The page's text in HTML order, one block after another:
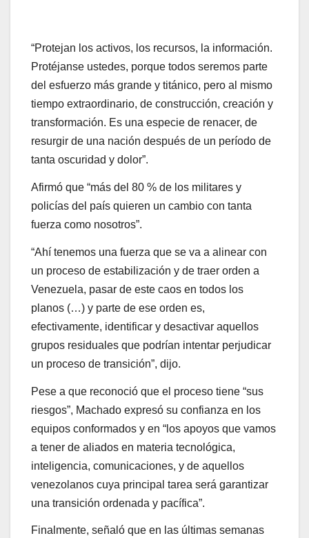
“Protejan los activos, los recursos, la información.
Protéjanse ustedes, porque todos seremos parte
del esfuerzo más grande y titánico, pero al mismo
tiempo extraordinario, de construcción, creación y
transformación. Es una especie de renacer, de
resurgir de una nación después de un período de
tanta oscuridad y dolor”.
Afirmó que “más del 80 % de los militares y
policías del país quieren un cambio con tanta
fuerza como nosotros”.
“Ahí tenemos una fuerza que se va a alinear con
un proceso de estabilización y de traer orden a
Venezuela, pasar de este caos en todos los
planos (…) y parte de ese orden es,
efectivamente, identificar y desactivar aquellos
grupos residuales que podrían intentar perjudicar
un proceso de transición”, dijo.
Pese a que reconoció que el proceso tiene “sus
riesgos”, Machado expresó su confianza en los
equipos conformados y en “los apoyos que vamos
a tener de aliados en materia tecnológica,
inteligencia, comunicaciones, y de aquellos
venezolanos cuya principal tarea será garantizar
una transición ordenada y pacífica”.
Finalmente, señaló que en las últimas semanas